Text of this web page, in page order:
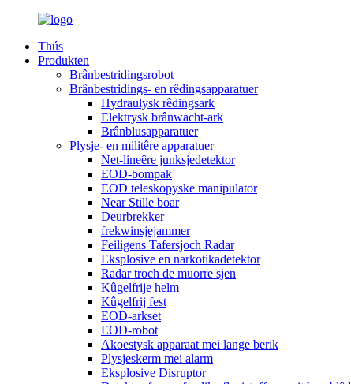
Thús
Produkten
Brânbestridingsrobot
Brânbestridings- en rêdingsapparatuer
Hydraulysk rêdingsark
Elektrysk brânwacht-ark
Brânblusapparatuer
Plysje- en militêre apparatuer
Net-lineêre junksjedetektor
EOD-bompak
EOD teleskopyske manipulator
Near Stille boar
Deurbrekker
frekwinsjejammer
Feiligens Tafersjoch Radar
Eksplosive en narkotikadetektor
Radar troch de muorre sjen
Kûgelfrije helm
Kûgelfrij fest
EOD-arkset
EOD-robot
Akoestysk apparaat mei lange berik
Plysjeskerm mei alarm
Eksplosive Disruptor